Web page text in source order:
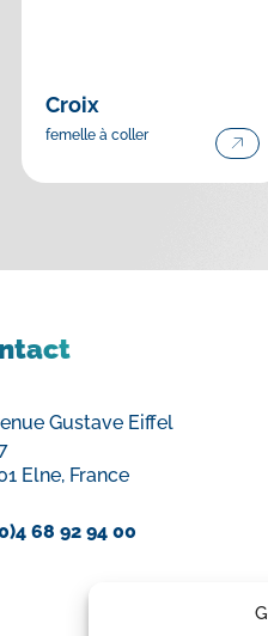
Croix
femelle à coller
Gustave Eiffel
Elne, France
68 92 94 00